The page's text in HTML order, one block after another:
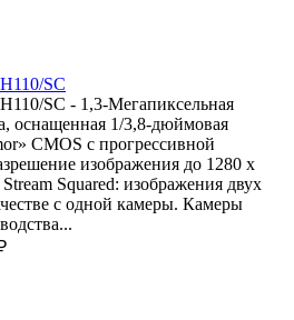
SC
SC - 1,3-Мегапиксельная
оснащенная 1/3,8-дюймовая
CMOS с прогрессивной
изображения до 1280 x
Squared: изображения двух
с одной камеры. Камеры